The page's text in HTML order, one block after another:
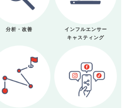
分析・改善
インフルエンサー
キャスティング